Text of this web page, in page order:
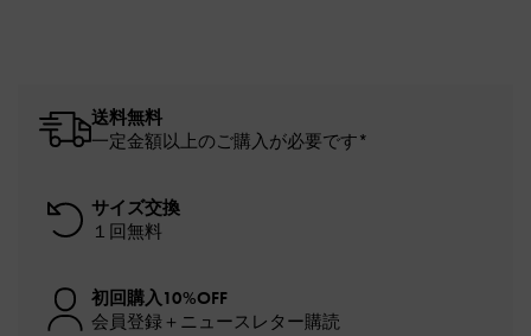
送料無料
一定金額以上のご購入が必要です*
サイズ交換
１回無料
初回購入10%OFF
会員登録＋ニュースレター購読